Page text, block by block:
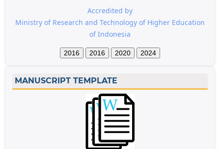
Accredited by
Ministry of Research and Technology of Higher Education
of Indonesia
2016 2016 2020 2024
MANUSCRIPT TEMPLATE